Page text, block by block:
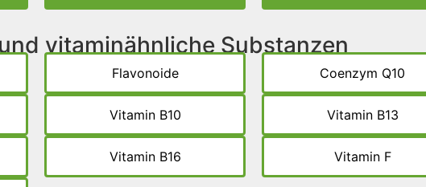
vitaminähnliche Substanzen
Flavonoide
Vitamin B10
Vitamin B16
Coenzym Q10
Vitamin B13
Vitamin F